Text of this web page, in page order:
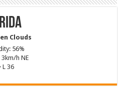
Clouds
56%
h NE
L 36